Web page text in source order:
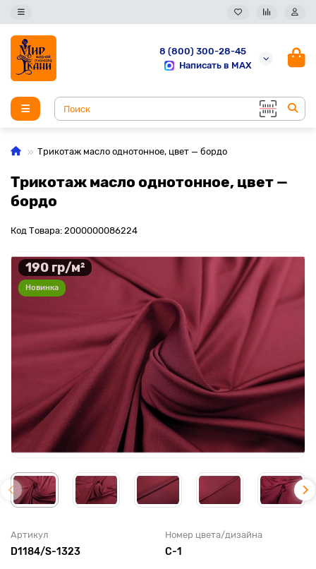
8 (800) 300-28-45
Написать в MAX
Трикотаж масло однотонное, цвет — бордо
Трикотаж масло однотонное, цвет —
бордо
Код Товара: 2000000086224
190 гр/м²
Новинка
Артикул
D1184/S-1323
Номер цвета/дизайна
C-1